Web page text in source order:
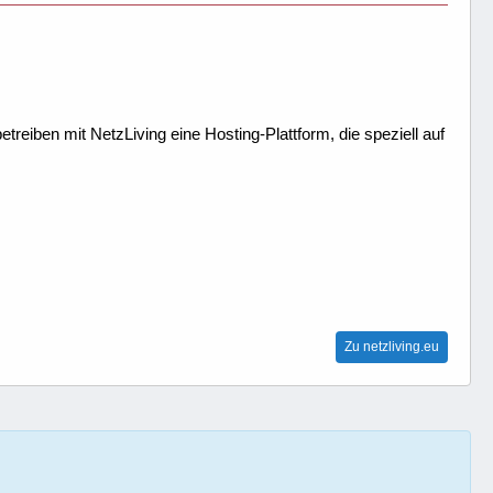
mit NetzLiving eine Hosting-Plattform, die speziell auf
Zu netzliving.eu